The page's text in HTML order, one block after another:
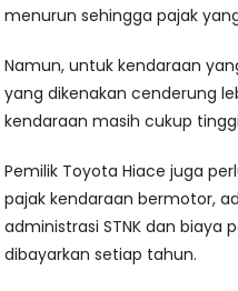
menurun sehingga pajak
Namun, untuk kendaraan
yang dikenakan cenderung
kendaraan masih cukup
Pemilik Toyota Hiace juga
pajak kendaraan bermotor,
administrasi STNK dan biaya
dibayarkan setiap tahun.